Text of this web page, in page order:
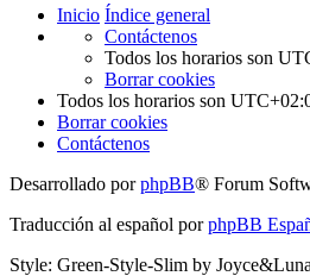
Inicio Índice general
Contáctenos
Todos los horarios son
Borrar cookies
Todos los horarios son
Borrar cookies
Contáctenos
Desarrollado porphpBB® Forum
Traducción al español porphpBB
Style: Green-Style-Slim by Joyce&Luna